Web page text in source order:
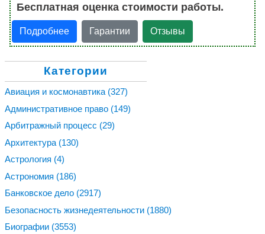
Бесплатная оценка стоимости работы.
Подробнее Гарантии Отзывы
Категории
Авиация и космонавтика (327)
Административное право (149)
Арбитражный процесс (29)
Архитектура (130)
Астрология (4)
Астрономия (186)
Банковское дело (2917)
Безопасность жизнедеятельности (1880)
Биографии (3553)